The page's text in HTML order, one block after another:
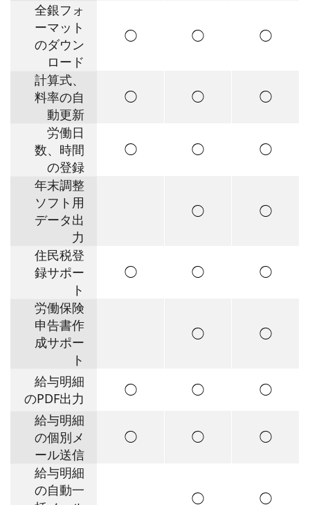
全銀フォ
ーマット
のダウン
ロード
◯ ◯ ◯
計算式、
料率の自
動更新
◯ ◯ ◯
労働日
数、時間
の登録
◯ ◯ ◯
年末調整
ソフト用
データ出
力
◯ ◯
住民税登
録サポー
ト
◯ ◯ ◯
労働保険
申告書作
成サポー
ト
◯ ◯
給与明細
のPDF出力
◯ ◯
◯
給与明細
の個別メ
ール送信
◯ ◯ ◯
給与明細
の自動一
◯ ◯